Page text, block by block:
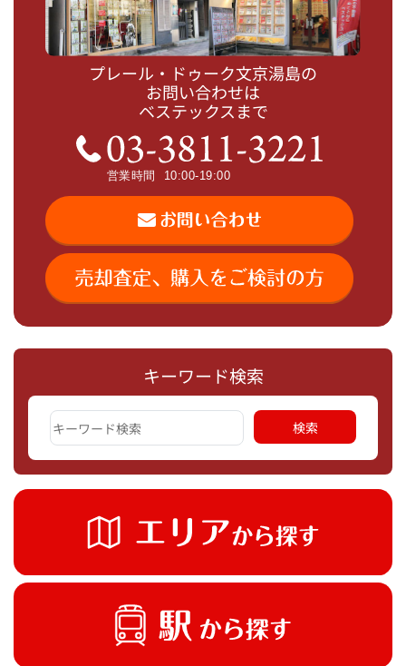
キーワード検索
プレール・ドゥーク文京湯島の
お問い合わせは
ベステックスまで